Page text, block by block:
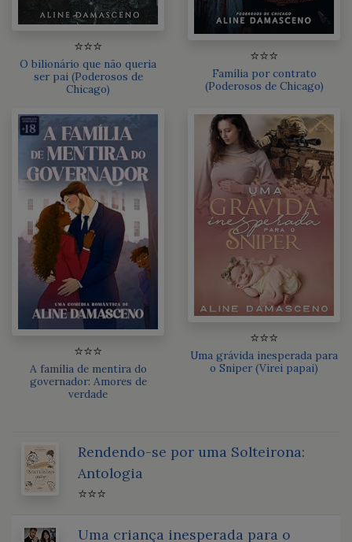
⭐⭐⭐
O bilionário que não queria
ser pai (Poderosos de
Chicago)
⭐⭐⭐
Família por contrato
(Poderosos de Chicago)
⭐⭐⭐
A família de mentira do
governador: Amores de
verdade
⭐⭐⭐
Uma grávida inesperada para
o Sniper (Virei papai)
Rendendo-se por uma Solteirona:
Antologia
⭐⭐⭐
Uma criança inesperada para o